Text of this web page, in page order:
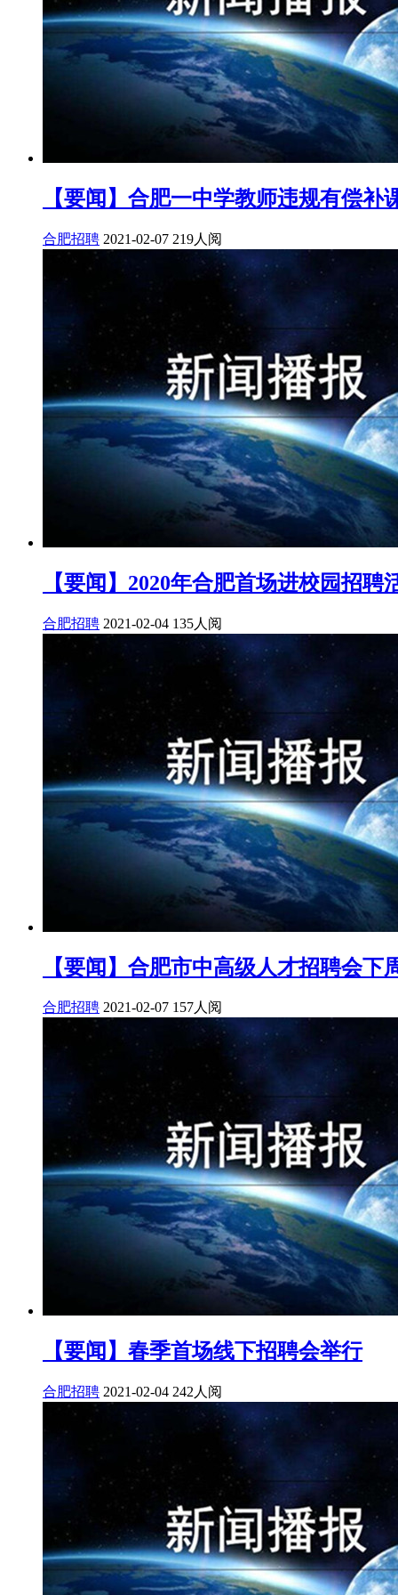
【要闻】合肥一中学教师违规有偿补
合肥招聘 2021-02-07 219人阅
【要闻】2020年合肥首场进校园招聘
合肥招聘 2021-02-04 135人阅
【要闻】合肥市中高级人才招聘会下
合肥招聘 2021-02-07 157人阅
【要闻】春季首场线下招聘会举行
合肥招聘 2021-02-04 242人阅